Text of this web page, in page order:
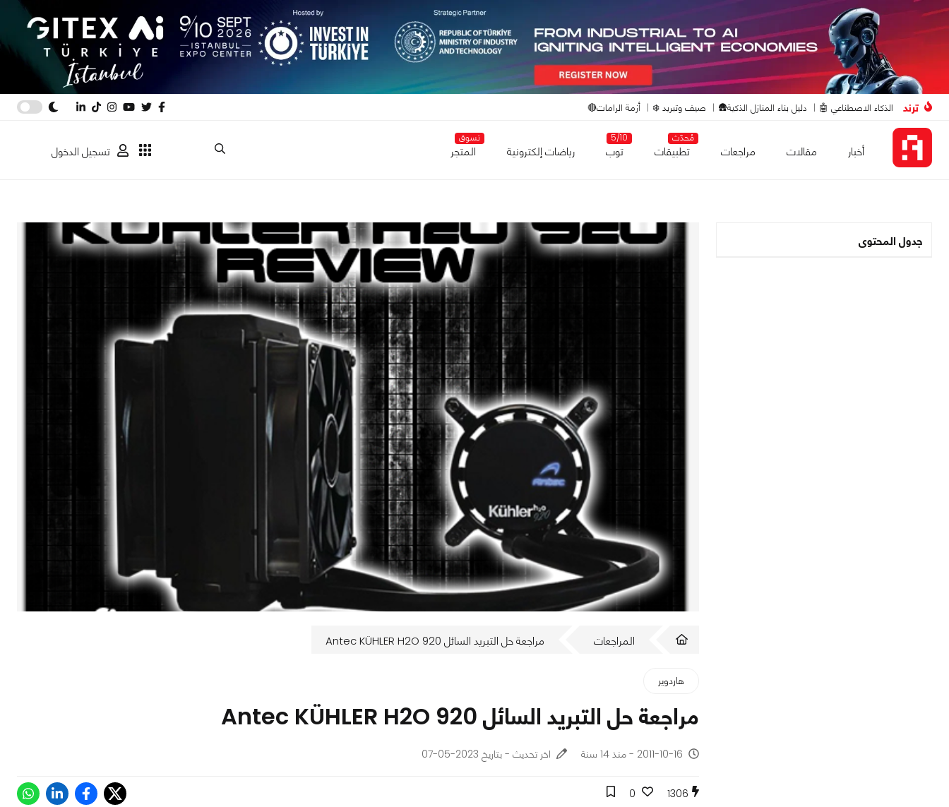
ترند الذكاء الاصطناعي 🤖 دليل بناء المنازل الذكية🛖 صيف وتبريد ❄️ أزمة الرامات🔴
أخبار مقالات مراجعات
مُحدّث
تطبيقات
5/10
توب رياضات إلكترونية
تسوق
المتجر تسجيل الدخول
جدول المحتوى
المراجعات مراجعة حل التبريد السائل Antec KÜHLER H2O 920
هاردوير
مراجعة حل التبريد السائل Antec KÜHLER H2O 920
2011-10-16 - منذ 14 سنة اخر تحديث - بتاريخ 2023-05-07
1306
0